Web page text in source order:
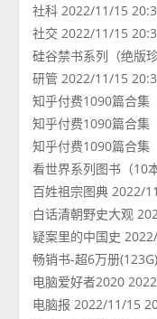
社科 2022/11/15
社交 2022/11/15
硅谷禁书系列（绝版
研管 2022/11/15
知乎付费1090篇合集
知乎付费1090篇合集
知乎付费1090篇合集
看世界系列图书（10
百姓祖宗图典 2022/
白话清朝野史大观
疑案里的中国史
畅销书-超6万册
电脑爱好者2020
电脑报 2022/11/15